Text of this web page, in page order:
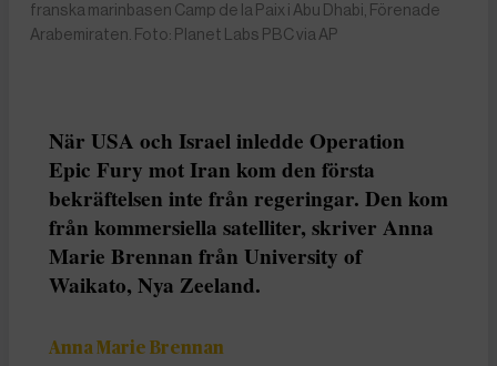
franska marinbasen Camp de la Paix i Abu Dhabi, Förenade
Arabemiraten. Foto: Planet Labs PBC via AP
När USA och Israel inledde Operation
Epic Fury mot Iran kom den första
bekräftelsen inte från regeringar. Den kom
från kommersiella satelliter, skriver Anna
Marie Brennan från University of
Waikato, Nya Zeeland.
Anna Marie Brennan